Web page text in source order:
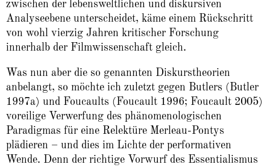
zwischen der lebensweltlichen und diskursiven
Analyseebene unterscheidet, käme einem Rückschritt
von wohl vierzig Jahren kritischer Forschung
innerhalb der Filmwissenschaft gleich.
Was nun aber die so genannten Diskurstheorien
anbelangt, so möchte ich zuletzt gegen Butlers (Butler
1997a) und Foucaults (Foucault 1996; Foucault 2005)
voreilige Verwerfung des phänomenologischen
Paradigmas für eine Relektüre Merleau-Pontys
plädieren – und dies im Lichte der performativen
Wende. Denn der richtige Vorwurf des Essentialismus